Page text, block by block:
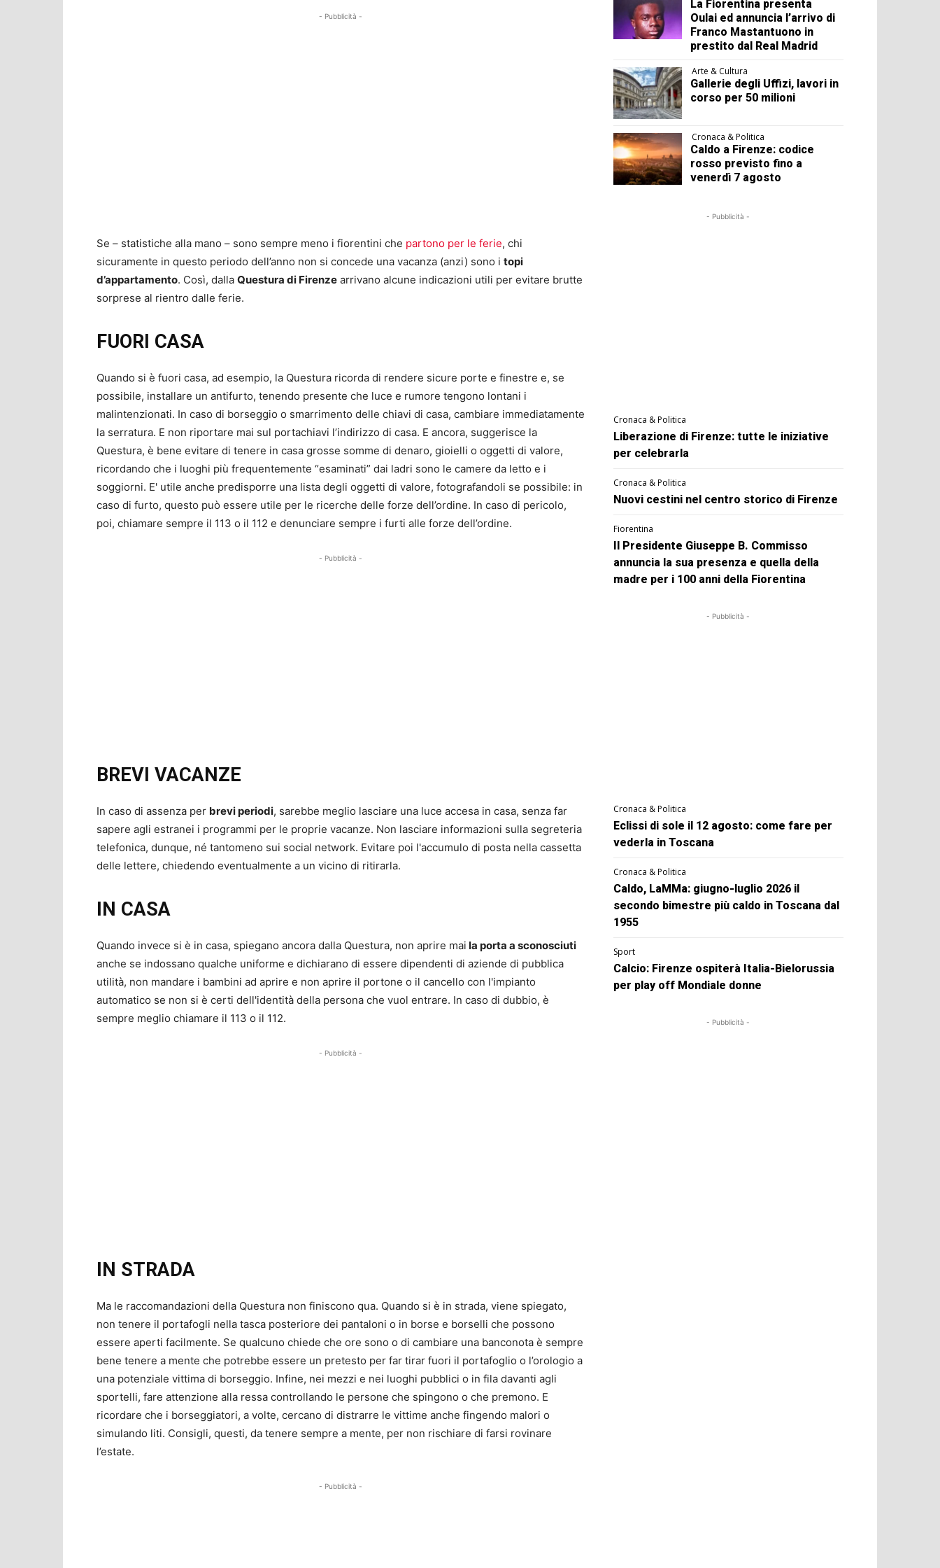
- Pubblicità -
Se – statistiche alla mano – sono sempre meno i fiorentini che partono per le ferie, chi
sicuramente in questo periodo dell’anno non si concede una vacanza (anzi) sono i topi
d’appartamento. Così, dalla Questura di Firenze arrivano alcune indicazioni utili per evitare brutte
sorprese al rientro dalle ferie.
FUORI CASA
Quando si è fuori casa, ad esempio, la Questura ricorda di rendere sicure porte e finestre e, se
possibile, installare un antifurto, tenendo presente che luce e rumore tengono lontani i
malintenzionati. In caso di borseggio o smarrimento delle chiavi di casa, cambiare immediatamente
la serratura. E non riportare mai sul portachiavi l’indirizzo di casa. E ancora, suggerisce la
Questura, è bene evitare di tenere in casa grosse somme di denaro, gioielli o oggetti di valore,
ricordando che i luoghi più frequentemente “esaminati” dai ladri sono le camere da letto e i
soggiorni. E' utile anche predisporre una lista degli oggetti di valore, fotografandoli se possibile: in
caso di furto, questo può essere utile per le ricerche delle forze dell’ordine. In caso di pericolo,
poi, chiamare sempre il 113 o il 112 e denunciare sempre i furti alle forze dell’ordine.
- Pubblicità -
BREVI VACANZE
In caso di assenza per brevi periodi, sarebbe meglio lasciare una luce accesa in casa, senza far
sapere agli estranei i programmi per le proprie vacanze. Non lasciare informazioni sulla segreteria
telefonica, dunque, né tantomeno sui social network. Evitare poi l'accumulo di posta nella cassetta
delle lettere, chiedendo eventualmente a un vicino di ritirarla.
IN CASA
Quando invece si è in casa, spiegano ancora dalla Questura, non aprire mai la porta a sconosciuti
anche se indossano qualche uniforme e dichiarano di essere dipendenti di aziende di pubblica
utilità, non mandare i bambini ad aprire e non aprire il portone o il cancello con l'impianto
automatico se non si è certi dell'identità della persona che vuol entrare. In caso di dubbio, è
sempre meglio chiamare il 113 o il 112.
- Pubblicità -
IN STRADA
Ma le raccomandazioni della Questura non finiscono qua. Quando si è in strada, viene spiegato,
non tenere il portafogli nella tasca posteriore dei pantaloni o in borse e borselli che possono
essere aperti facilmente. Se qualcuno chiede che ore sono o di cambiare una banconota è sempre
bene tenere a mente che potrebbe essere un pretesto per far tirar fuori il portafoglio o l’orologio a
una potenziale vittima di borseggio. Infine, nei mezzi e nei luoghi pubblici o in fila davanti agli
sportelli, fare attenzione alla ressa controllando le persone che spingono o che premono. E
ricordare che i borseggiatori, a volte, cercano di distrarre le vittime anche fingendo malori o
simulando liti. Consigli, questi, da tenere sempre a mente, per non rischiare di farsi rovinare
l’estate.
- Pubblicità -
La Fiorentina presenta
Oulai ed annuncia l’arrivo di
Franco Mastantuono in
prestito dal Real Madrid
Arte & Cultura
Gallerie degli Uffizi, lavori in
corso per 50 milioni
Cronaca & Politica
Caldo a Firenze: codice
rosso previsto fino a
venerdì 7 agosto
- Pubblicità -
Cronaca & Politica
Liberazione di Firenze: tutte le iniziative
per celebrarla
Cronaca & Politica
Nuovi cestini nel centro storico di Firenze
Fiorentina
Il Presidente Giuseppe B. Commisso
annuncia la sua presenza e quella della
madre per i 100 anni della Fiorentina
- Pubblicità -
Cronaca & Politica
Eclissi di sole il 12 agosto: come fare per
vederla in Toscana
Cronaca & Politica
Caldo, LaMMa: giugno-luglio 2026 il
secondo bimestre più caldo in Toscana dal
1955
Sport
Calcio: Firenze ospiterà Italia-Bielorussia
per play off Mondiale donne
- Pubblicità -